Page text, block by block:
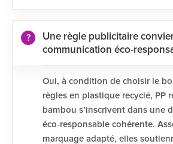
Une règle publicitaire
communication éco-
Oui, à condition de choisir le
règles en plastique recyclé, PP
bambou s’inscrivent dans une
éco‑responsable cohérente.
marquage adapté, elles